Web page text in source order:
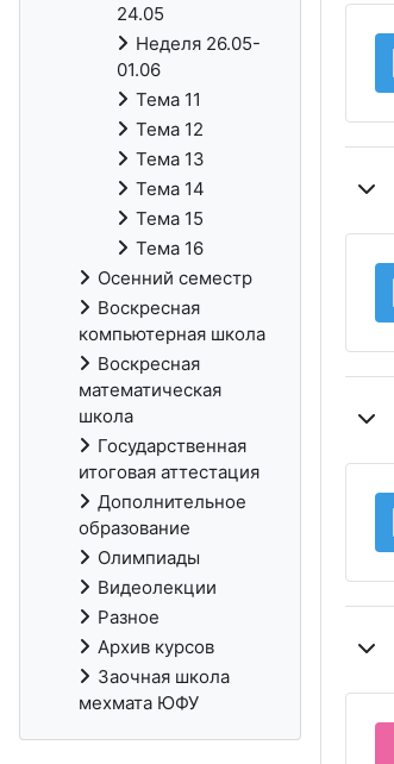
24.05
Неделя 26.05-
01.06
Тема 11
Тема 12
Тема 13
Тема 14
Тема 15
Тема 16
Осенний семестр
Воскресная
компьютерная школа
Воскресная
математическая
школа
Государственная
итоговая аттестация
Дополнительное
образование
Олимпиады
Видеолекции
Разное
Архив курсов
Заочная школа
мехмата ЮФУ